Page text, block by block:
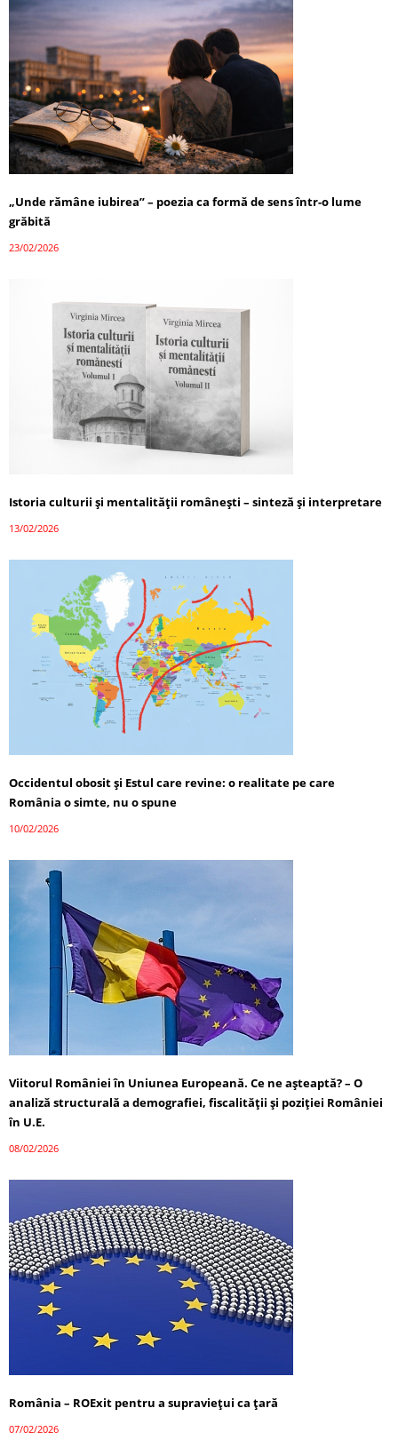
„Unde rămâne iubirea” – poezia ca formă de sens într-o lume
grăbită
23/02/2026
Istoria culturii și mentalității românești – sinteză și interpretare
13/02/2026
Occidentul obosit și Estul care revine: o realitate pe care
România o simte, nu o spune
10/02/2026
Viitorul României în Uniunea Europeană. Ce ne așteaptă? – O
analiză structurală a demografiei, fiscalității și poziției României
în U.E.
08/02/2026
România – ROExit pentru a supraviețui ca țară
07/02/2026